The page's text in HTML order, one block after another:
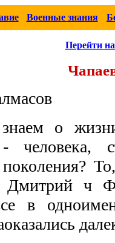
Военные знания
Перейти
о
человека,
Дмитрий ч
в